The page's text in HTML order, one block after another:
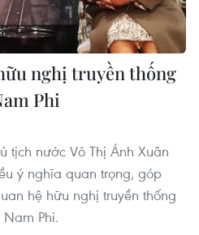
nghị truyền thống
Phi
tịch nước Võ Thị Ánh Xuân
ý nghĩa quan trọng, góp
hệ hữu nghị truyền thống
Phi.